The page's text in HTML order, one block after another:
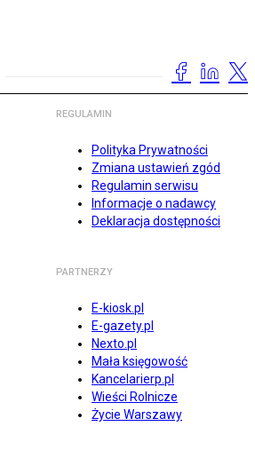
REGULAMIN
Polityka Prywatności
Zmiana ustawień zgód
Regulamin serwisu
Informacje o nadawcy
Deklaracja dostępności
PARTNERZY
E-kiosk.pl
E-gazety.pl
Nexto.pl
Mała księgowość
Kancelarierp.pl
Wieści Rolnicze
Życie Warszawy